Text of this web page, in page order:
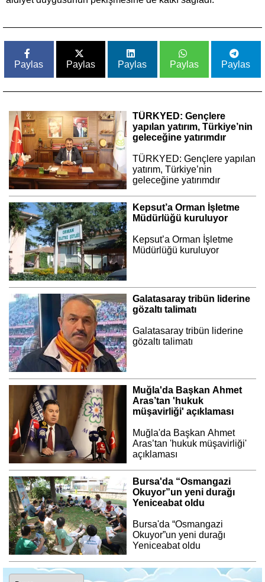
Paylas Paylas Paylas Paylas Paylas
TÜRKYED: Gençlere
yapılan yatırım, Türkiye’nin
geleceğine yatırımdır
TÜRKYED: Gençlere yapılan
yatırım, Türkiye’nin
geleceğine yatırımdır
Kepsut’a Orman İşletme
Müdürlüğü kuruluyor
Kepsut’a Orman İşletme
Müdürlüğü kuruluyor
Galatasaray tribün liderine
gözaltı talimatı
Galatasaray tribün liderine
gözaltı talimatı
Muğla'da Başkan Ahmet
Aras’tan 'hukuk
müşavirliği' açıklaması
Muğla'da Başkan Ahmet
Aras’tan 'hukuk müşavirliği'
açıklaması
Bursa'da “Osmangazi
Okuyor”un yeni durağı
Yeniceabat oldu
Bursa'da “Osmangazi
Okuyor”un yeni durağı
Yeniceabat oldu